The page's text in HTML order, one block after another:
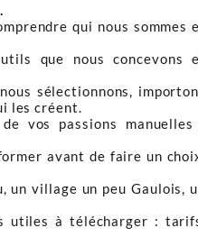
qui nous sommes
que nous concevons
sélectionnons,
les créent.
vos passions manuelles
avant de faire un
un village un peu Gaulois,
utiles à télécharger :